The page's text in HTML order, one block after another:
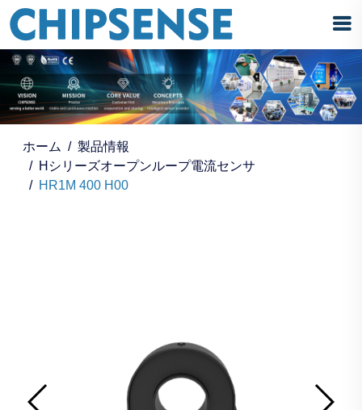
ホーム
製品情報
Hシリーズオープンループ電流センサ
HR1M 400 H00